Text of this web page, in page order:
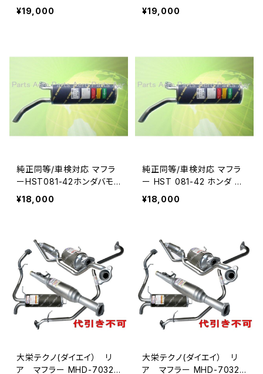
モスホビオHM4 HJ2(4W
¥19,000
モス HM2(4WD)
¥19,000
純正同等/車検対応 マフラ
ーHST081-42ホンダバモ
スホビオHM3(2WD)HM4
(4WD)
¥18,000
純正同等/車検対応 マフラ
ー HST 081-42 ホンダ バ
モス HM1(2WD).HM2(4W
¥18,000
大栄テクノ(ダイエイ） リ
ア マフラー MHD-7032S
大栄テクノ(ダイエイ） リ
ア マフラー MHD-7032S